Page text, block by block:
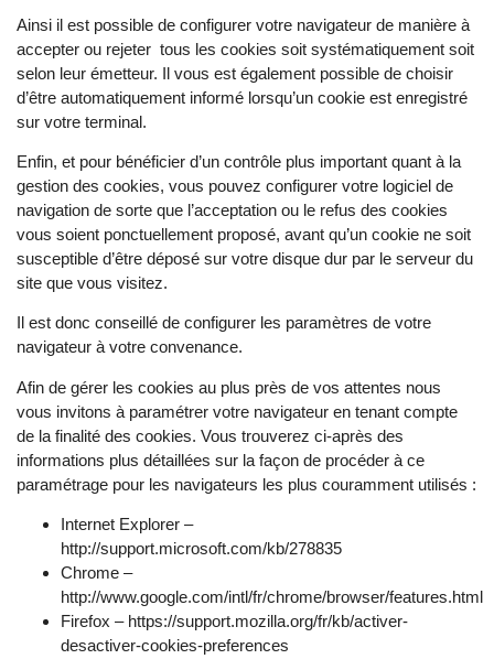
Ainsi il est possible de configurer votre navigateur de manière à
accepter ou rejeter tous les cookies soit systématiquement soit
selon leur émetteur. Il vous est également possible de choisir
d’être automatiquement informé lorsqu’un cookie est enregistré
sur votre terminal.
Enfin, et pour bénéficier d’un contrôle plus important quant à la
gestion des cookies, vous pouvez configurer votre logiciel de
navigation de sorte que l’acceptation ou le refus des cookies
vous soient ponctuellement proposé, avant qu’un cookie ne soit
susceptible d’être déposé sur votre disque dur par le serveur du
site que vous visitez.
Il est donc conseillé de configurer les paramètres de votre
navigateur à votre convenance.
Afin de gérer les cookies au plus près de vos attentes nous
vous invitons à paramétrer votre navigateur en tenant compte
de la finalité des cookies. Vous trouverez ci-après des
informations plus détaillées sur la façon de procéder à ce
paramétrage pour les navigateurs les plus couramment utilisés :
Internet Explorer –
http://support.microsoft.com/kb/278835
Chrome –
http://www.google.com/intl/fr/chrome/browser/features.html
Firefox – https://support.mozilla.org/fr/kb/activer-
desactiver-cookies-preferences